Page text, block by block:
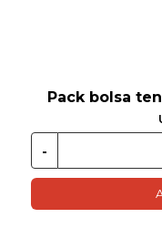
Pack bolsa